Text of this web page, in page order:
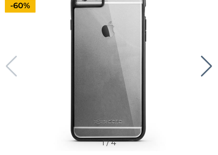
Priset är nedsatt med
-60%
1/4